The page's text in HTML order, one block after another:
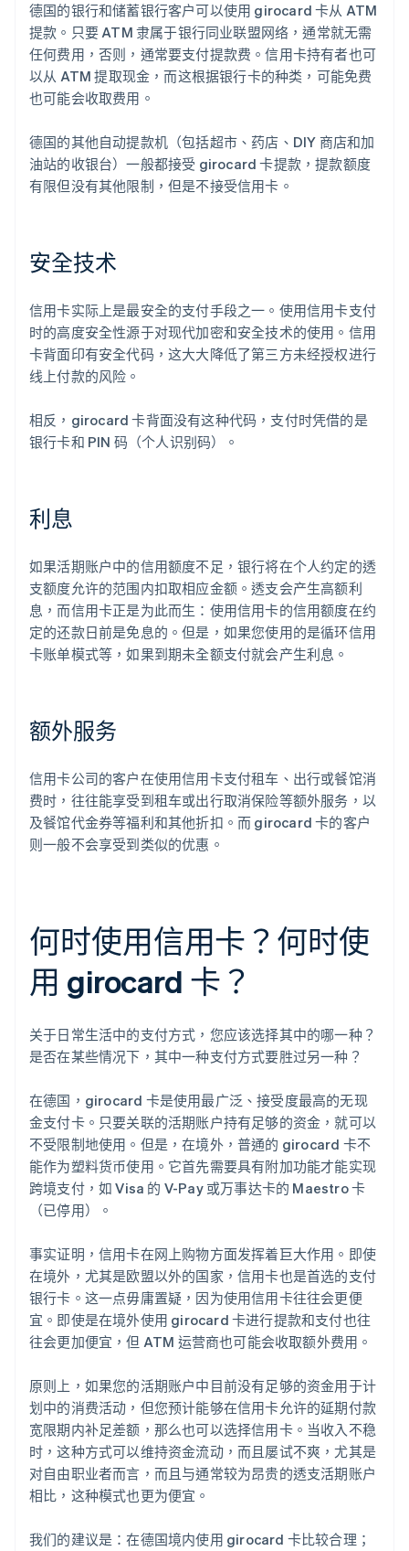
德国的银行和储蓄银行客户可以使用 girocard 卡从 ATM
提款。只要 ATM 隶属于银行同业联盟网络，通常就无需
任何费用，否则，通常要支付提款费。信用卡持有者也可
以从 ATM 提取现金，而这根据银行卡的种类，可能免费
也可能会收取费用。
德国的其他自动提款机（包括超市、药店、DIY 商店和加
油站的收银台）一般都接受 girocard 卡提款，提款额度
有限但没有其他限制，但是不接受信用卡。
安全技术
信用卡实际上是最安全的支付手段之一。使用信用卡支付
时的高度安全性源于对现代加密和安全技术的使用。信用
卡背面印有安全代码，这大大降低了第三方未经授权进行
线上付款的风险。
相反，girocard 卡背面没有这种代码，支付时凭借的是
银行卡和 PIN 码（个人识别码）。
利息
如果活期账户中的信用额度不足，银行将在个人约定的透
支额度允许的范围内扣取相应金额。透支会产生高额利
息，而信用卡正是为此而生：使用信用卡的信用额度在约
定的还款日前是免息的。但是，如果您使用的是循环信用
卡账单模式等，如果到期未全额支付就会产生利息。
额外服务
信用卡公司的客户在使用信用卡支付租车、出行或餐馆消
费时，往往能享受到租车或出行取消保险等额外服务，以
及餐馆代金券等福利和其他折扣。而 girocard 卡的客户
则一般不会享受到类似的优惠。
何时使用信用卡？何时使
用 girocard 卡？
关于日常生活中的支付方式，您应该选择其中的哪一种？
是否在某些情况下，其中一种支付方式要胜过另一种？
在德国，girocard 卡是使用最广泛、接受度最高的无现
金支付卡。只要关联的活期账户持有足够的资金，就可以
不受限制地使用。但是，在境外，普通的 girocard 卡不
能作为塑料货币使用。它首先需要具有附加功能才能实现
跨境支付，如 Visa 的 V-Pay 或万事达卡的 Maestro 卡
（已停用）。
事实证明，信用卡在网上购物方面发挥着巨大作用。即使
在境外，尤其是欧盟以外的国家，信用卡也是首选的支付
银行卡。这一点毋庸置疑，因为使用信用卡往往会更便
宜。即使是在境外使用 girocard 卡进行提款和支付也往
往会更加便宜，但 ATM 运营商也可能会收取额外费用。
原则上，如果您的活期账户中目前没有足够的资金用于计
划中的消费活动，但您预计能够在信用卡允许的延期付款
宽限期内补足差额，那么也可以选择信用卡。当收入不稳
时，这种方式可以维持资金流动，而且屡试不爽，尤其是
对自由职业者而言，而且与通常较为昂贵的透支活期账户
相比，这种模式也更为便宜。
我们的建议是：在德国境内使用 girocard 卡比较合理；
阿联酋
English
爱尔兰
English
爱沙尼亚
奥地利